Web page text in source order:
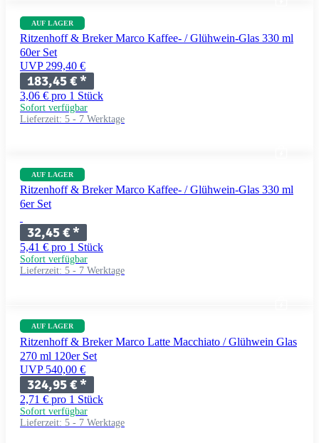
AUF LAGER
Ritzenhoff & Breker Marco Kaffee- / Glühwein-Glas 330 ml
60er Set
UVP 299,40 €
183,45 €*
3,06 € pro 1 Stück
Sofort verfügbar
Lieferzeit: 5 - 7 Werktage
AUF LAGER
Ritzenhoff & Breker Marco Kaffee- / Glühwein-Glas 330 ml
6er Set
32,45 €*
5,41 € pro 1 Stück
Sofort verfügbar
Lieferzeit: 5 - 7 Werktage
AUF LAGER
Ritzenhoff & Breker Marco Latte Macchiato / Glühwein Glas
270 ml 120er Set
UVP 540,00 €
324,95 €*
2,71 € pro 1 Stück
Sofort verfügbar
Lieferzeit: 5 - 7 Werktage